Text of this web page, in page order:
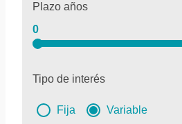
Plazo años
0
Tipo de interés
Fija Variable